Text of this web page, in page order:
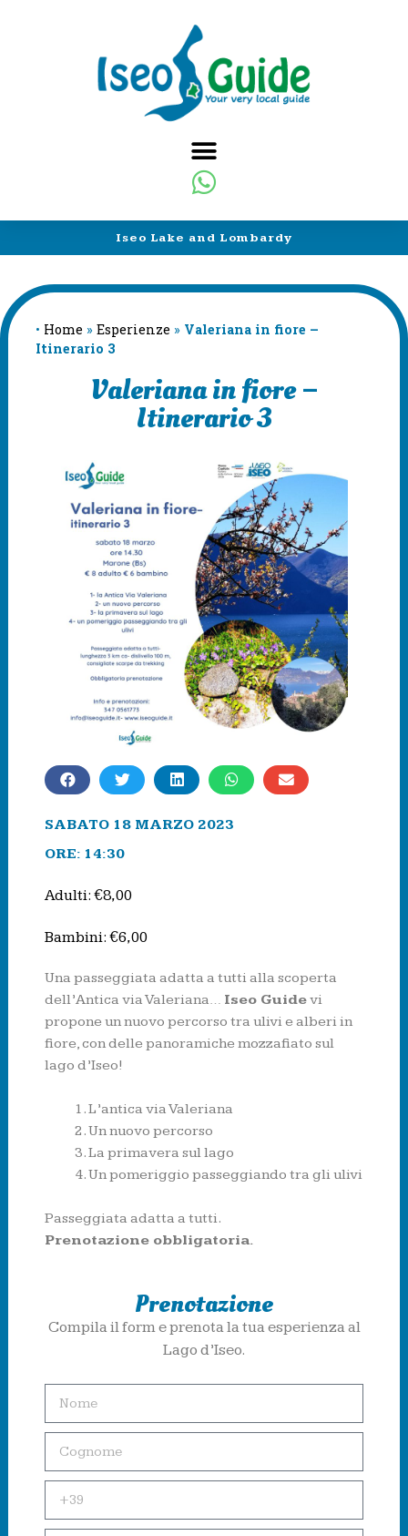
Iseo Lake and Lombardy
• Home » Esperienze » Valeriana in fiore –
Itinerario 3
Valeriana in fiore –
Itinerario 3
SABATO 18 MARZO 2023
ORE: 14:30
Adulti: €8,00
Bambini: €6,00
Una passeggiata adatta a tutti alla scoperta
dell’Antica via Valeriana… Iseo Guidevi
propone un nuovo percorso tra ulivi e alberi in
fiore, con delle panoramiche mozzafiato sul
lago d’Iseo!
L’antica via Valeriana
Un nuovo percorso
La primavera sul lago
Un pomeriggio passeggiando tra gli ulivi
Passeggiata adatta a tutti.
Prenotazione obbligatoria.
Prenotazione
Compila il form e prenota la tua esperienza al
Lago d’Iseo.